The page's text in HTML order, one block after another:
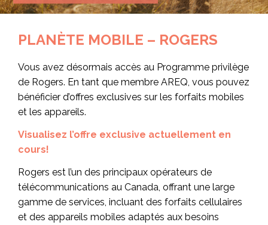
PLANÈTE MOBILE – ROGERS
Vous avez désormais accès au Programme privilège
de Rogers. En tant que membre AREQ, vous pouvez
bénéficier d’offres exclusives sur les forfaits mobiles
et les appareils.
Visualisez l’offre exclusive actuellement en
cours!
Rogers est l’un des principaux opérateurs de
télécommunications au Canada, offrant une large
gamme de services, incluant des forfaits cellulaires
et des appareils mobiles adaptés aux besoins